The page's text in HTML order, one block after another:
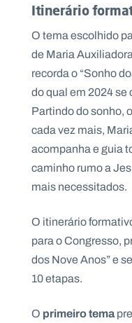
Itinerário
O tema escolhido
de Maria
recorda o “Sonho
do qual em 2024
Partindo do sonho,
cada vez mais,
acompanha e guia
caminho rumo a
mais necessitados.
O itinerário
para o Congresso,
dos Nove Anos” e
10 etapas.
O primeiro tema